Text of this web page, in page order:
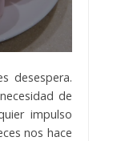
desespera.
de
impulso
nos hace